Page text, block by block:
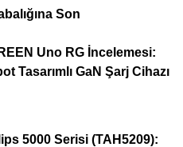
Son
Uno RG İncelemesi:
Tasarımlı GaN Şarj Cihazı
5000 Serisi (TAH5209):